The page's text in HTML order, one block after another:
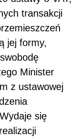
transakcji
jej formy,
Minister
z ustawowej
się